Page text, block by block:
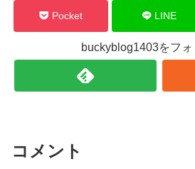
Pocket LINE
buckyblog1403をフォ
コメント